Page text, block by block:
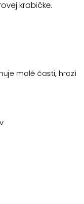
krabičke.
malé časti, hrozí